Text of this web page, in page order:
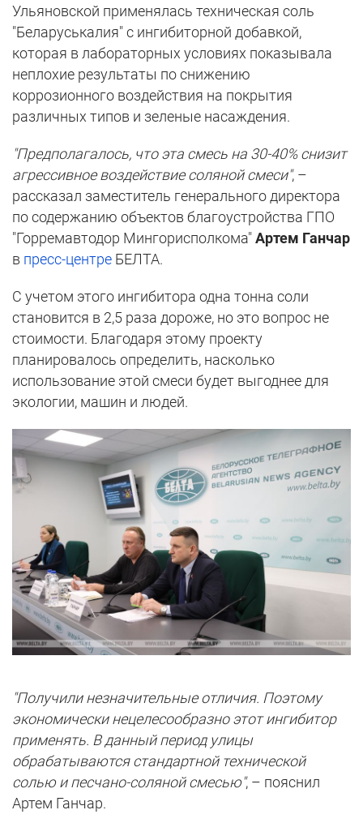
Ульяновской применялась техническая соль
"Беларуськалия" с ингибиторной добавкой,
которая в лабораторных условиях показывала
неплохие результаты по снижению
коррозионного воздействия на покрытия
различных типов и зеленые насаждения.
"Предполагалось, что эта смесь на 30-40% снизит
агрессивное воздействие соляной смеси", –
рассказал заместитель генерального директора
по содержанию объектов благоустройства ГПО
"Горремавтодор Мингорисполкома"Артем Ганчар
в пресс-центре БЕЛТА.
С учетом этого ингибитора одна тонна соли
становится в 2,5 раза дороже, но это вопрос не
стоимости. Благодаря этому проекту
планировалось определить, насколько
использование этой смеси будет выгоднее для
экологии, машин и людей.
"Получили незначительные отличия. Поэтому
экономически нецелесообразно этот ингибитор
применять. В данный период улицы
обрабатываются стандартной технической
солью и песчано-соляной смесью", – пояснил
Артем Ганчар.